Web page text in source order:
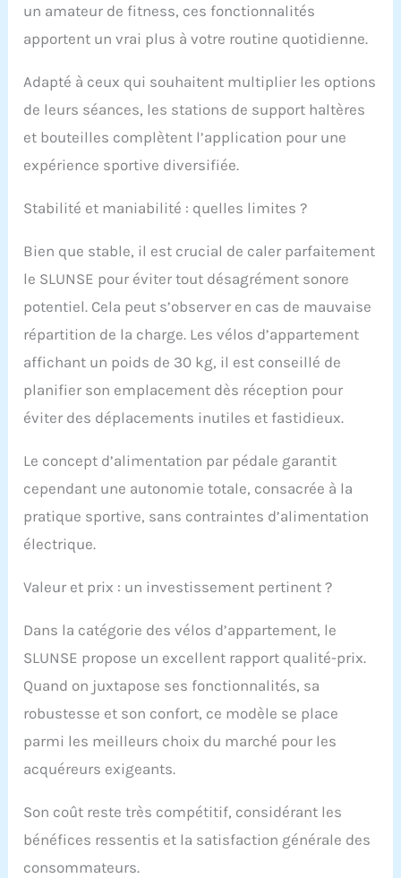
un amateur de fitness, ces fonctionnalités
apportent un vrai plus à votre routine quotidienne.
Adapté à ceux qui souhaitent multiplier les options
de leurs séances, les stations de support haltères
et bouteilles complètent l’application pour une
expérience sportive diversifiée.
Stabilité et maniabilité : quelles limites ?
Bien que stable, il est crucial de caler parfaitement
le SLUNSE pour éviter tout désagrément sonore
potentiel. Cela peut s’observer en cas de mauvaise
répartition de la charge. Les vélos d’appartement
affichant un poids de 30 kg, il est conseillé de
planifier son emplacement dès réception pour
éviter des déplacements inutiles et fastidieux.
Le concept d’alimentation par pédale garantit
cependant une autonomie totale, consacrée à la
pratique sportive, sans contraintes d’alimentation
électrique.
Valeur et prix : un investissement pertinent ?
Dans la catégorie des vélos d’appartement, le
SLUNSE propose un excellent rapport qualité-prix.
Quand on juxtapose ses fonctionnalités, sa
robustesse et son confort, ce modèle se place
parmi les meilleurs choix du marché pour les
acquéreurs exigeants.
Son coût reste très compétitif, considérant les
bénéfices ressentis et la satisfaction générale des
consommateurs.